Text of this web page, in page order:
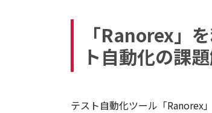
「Ranorex」
ト自動化の課
テスト自動化ツール「Ranorex